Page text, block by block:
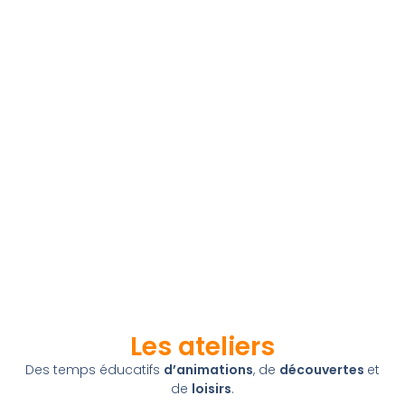
Les ateliers
Des temps éducatifs d’animations, de découvertes et
de loisirs.